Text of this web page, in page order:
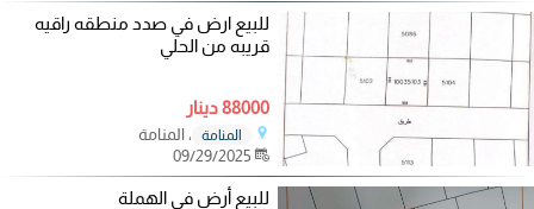
للبيع ارض في صدد منطقه راقيه
قريبه من الحلي
88000 دينار
المنامة
، المنامة
للبيع أرض في الهملة